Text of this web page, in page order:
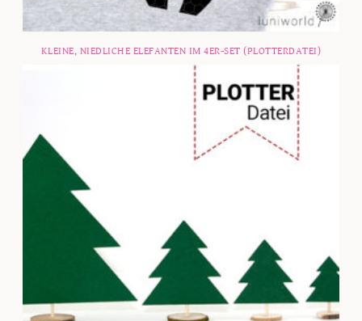
KLEINE, NIEDLICHE ELEFANTEN IM 4ER-SET (PLOTTERDATEI)